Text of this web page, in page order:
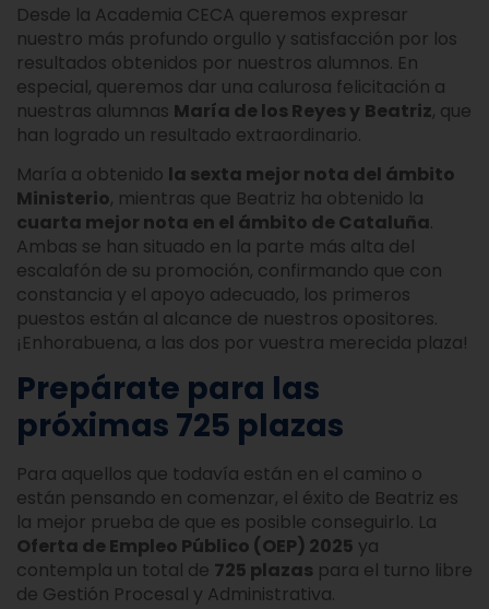
Desde la Academia CECA queremos expresar
nuestro más profundo orgullo y satisfacción por los
resultados obtenidos por nuestros alumnos. En
especial, queremos dar una calurosa felicitación a
nuestras alumnas María de los Reyes y Beatriz, que
han logrado un resultado extraordinario.
María a obtenido la sexta mejor nota del ámbito
Ministerio, mientras que Beatriz ha obtenido la
cuarta mejor nota en el ámbito de Cataluña.
Ambas se han situado en la parte más alta del
escalafón de su promoción, confirmando que con
constancia y el apoyo adecuado, los primeros
puestos están al alcance de nuestros opositores.
¡Enhorabuena, a las dos por vuestra merecida plaza!
Prepárate para las
próximas 725 plazas
Para aquellos que todavía están en el camino o
están pensando en comenzar, el éxito de Beatriz es
la mejor prueba de que es posible conseguirlo. La
Oferta de Empleo Público (OEP) 2025 ya
contempla un total de 725 plazas para el turno libre
de Gestión Procesal y Administrativa.